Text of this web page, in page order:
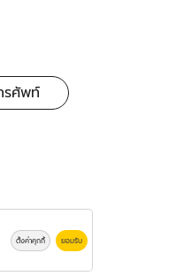
รศัพท์
ตั้งค่าคุกกี้ ยอมรับ